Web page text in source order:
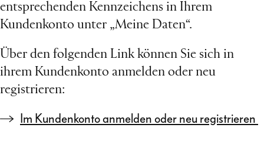
entsprechenden Kennzeichens in Ihrem
Kundenkonto unter „Meine Daten“.
Über den folgenden Link können Sie sich in
ihrem Kundenkonto anmelden oder neu
registrieren:
Im Kundenkonto anmelden oder neu registrieren